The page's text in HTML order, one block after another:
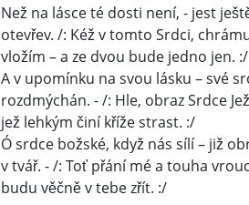
Než na lásce té dosti není, - jest
otevřev. /: Kéž v tomto Srdci,
vložím – a ze dvou bude jedno jen. :/
A v upomínku na svou lásku – své
rozdmýchán. - /: Hle, obraz Srdce
jež lehkým činí kříže strast. :/
Ó srdce božské, když nás sílí – již
v tvář. - /: Toť přání mé a touha
budu věčně v tebe zřít. :/